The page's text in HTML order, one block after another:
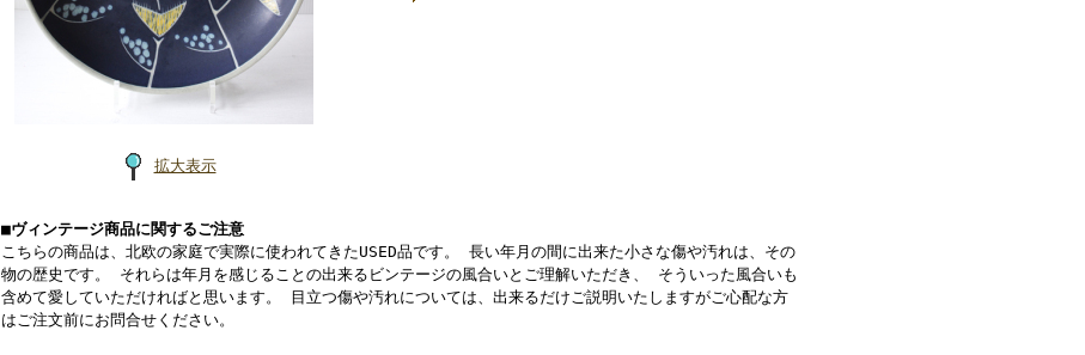
拡大表示
■ヴィンテージ商品に関するご注意
こちらの商品は、北欧の家庭で実際に使われてきたUSED品です。 長い年月の間に出来た小さな傷や汚れは、その
物の歴史です。 それらは年月を感じることの出来るビンテージの風合いとご理解いただき、 そういった風合いも
含めて愛していただければと思います。 目立つ傷や汚れについては、出来るだけご説明いたしますがご心配な方
はご注文前にお問合せください。